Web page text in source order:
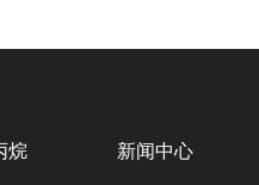
烷 新闻中心